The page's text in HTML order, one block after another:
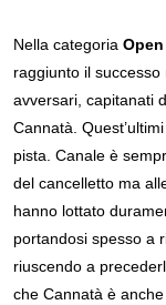
Nella categoriaOpen
raggiunto il
avversari, capitanati
Cannatà.
pista. Canale è
del cancelletto ma
hanno lottato
portandosi spesso a
riuscendo a
che Cannatà è